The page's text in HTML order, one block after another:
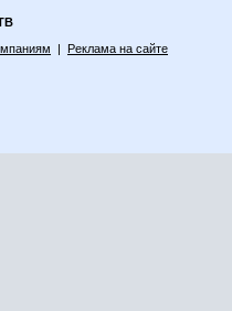
| Реклама на сайте